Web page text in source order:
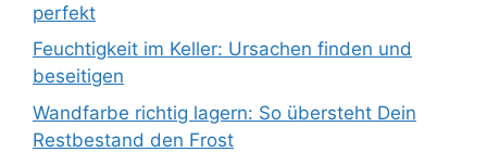
perfekt
Feuchtigkeit im Keller: Ursachen finden und
beseitigen
Wandfarbe richtig lagern: So übersteht Dein
Restbestand den Frost